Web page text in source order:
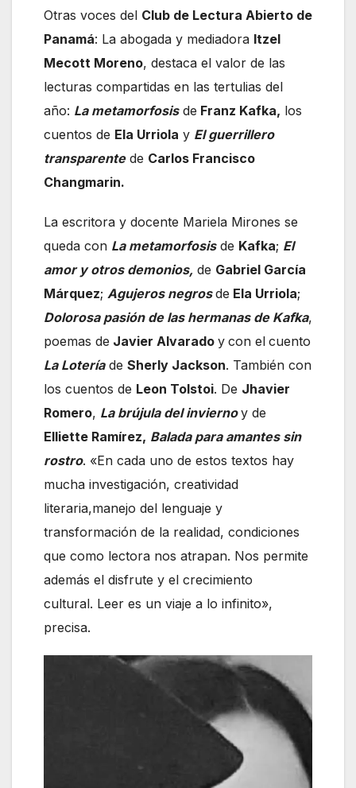
Otras voces del Club de Lectura Abierto de
Panamá: La abogada y mediadora Itzel
Mecott Moreno, destaca el valor de las
lecturas compartidas en las tertulias del
año: La metamorfosisde Franz Kafka, los
cuentos de Ela Urriola y El guerrillero
transparentede Carlos Francisco
Changmarin.
La escritora y docente Mariela Mirones se
queda con La metamorfosisde Kafka; El
amor y otros demonios, de Gabriel García
Márquez; Agujeros negrosde Ela Urriola;
Dolorosa pasión de las hermanas de Kafka,
poemas de Javier Alvarado y con el cuento
La Loteríade Sherly Jackson. También con
los cuentos de Leon Tolstoi. De Jhavier
Romero, La brújula del inviernoy de
Elliette Ramírez, Balada para amantes sin
rostro. «En cada uno de estos textos hay
mucha investigación, creatividad
literaria,manejo del lenguaje y
transformación de la realidad, condiciones
que como lectora nos atrapan. Nos permite
además el disfrute y el crecimiento
cultural. Leer es un viaje a lo infinito»,
precisa.